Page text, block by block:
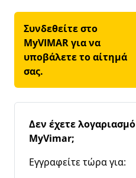
Συνδεθείτε στο
MyVIMAR για να
υποβάλετε το αίτημά
σας.
Δεν έχετε λογαριασμό
MyVimar;
Εγγραφείτε τώρα για: